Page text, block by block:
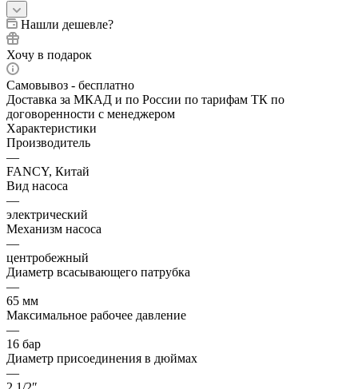
Нашли дешевле?
Хочу в подарок
Самовывоз - бесплатно
Доставка за МКАД и по России по тарифам ТК по
договоренности с менеджером
Характеристики
Производитель
—
FANCY, Китай
Вид насоса
—
электрический
Механизм насоса
—
центробежный
Диаметр всасывающего патрубка
—
65 мм
Максимальное рабочее давление
—
16 бар
Диаметр присоединения в дюймах
—